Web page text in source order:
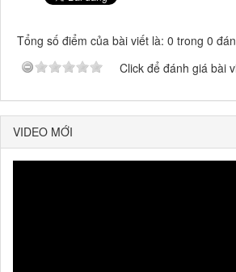
Tổng số điểm của bài viết là: 0 trong 0
Click để đánh giá bài
VIDEO MỚI